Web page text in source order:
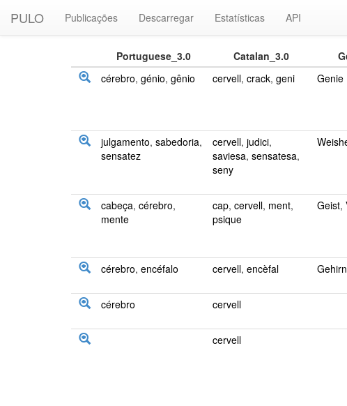
PULO Publicações Descarregar Estatísticas API
Portuguese_3.0 Catalan_3.0
cérebro, génio, gênio cervell, crack, geni Genie
julgamento, sabedoria,
sensatez
cervell, judici,
saviesa, sensatesa,
seny
cabeça, cérebro,
mente
cap, cervell, ment,
psique
Geist,
cérebro, encéfalo cervell, encèfal Gehirn
cérebro
cervell
cervell